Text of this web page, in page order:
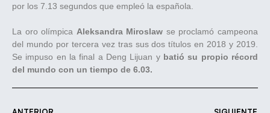
por los 7.13 segundos que empleó la española.
​La oro olímpica Aleksandra Miroslaw se proclamó campeona
del mundo por tercera vez tras sus dos títulos en 2018 y 2019.
Se impuso en la final a Deng Lijuan y batió su propio récord
del mundo con un tiempo de 6.03.